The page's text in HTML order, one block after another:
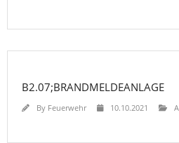
B2.07;BRANDMELDEANLAGE
By Feuerwehr 10.10.2021